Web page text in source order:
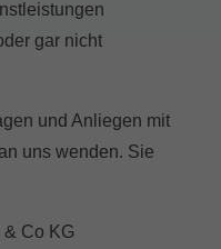
gar nicht
und Anliegen mit
uns wenden. Sie
& Co KG